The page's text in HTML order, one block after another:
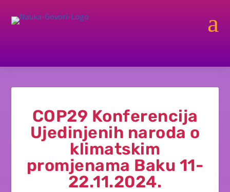
a
COP29 Konferencija
Ujedinjenih naroda o
klimatskim
promjenama Baku 11-
22.11.2024.